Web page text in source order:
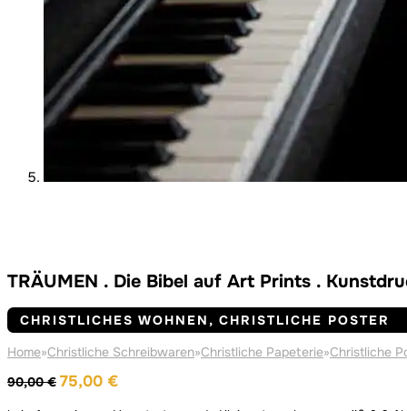
TRÄUMEN . Die Bibel auf Art Prints .
CHRISTLICHES WOHNEN, CHRISTLICHE POSTER
Home»Christliche Schreibwaren»Christliche Papeterie»Christliche
90,00€ Ursprünglicher
75,00 €Aktueller